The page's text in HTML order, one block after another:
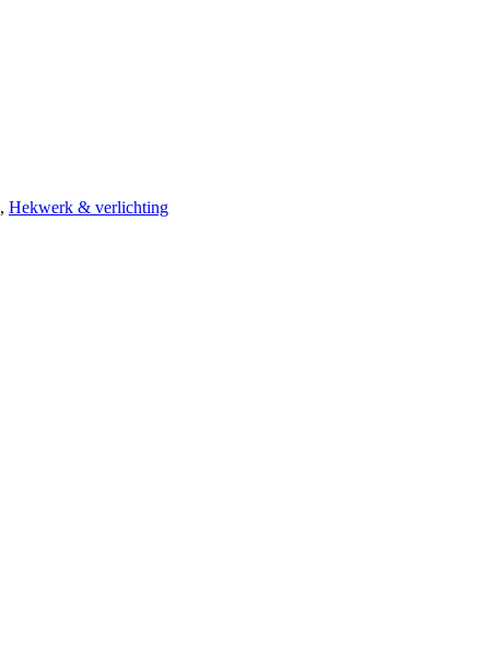
, Hekwerk & verlichting